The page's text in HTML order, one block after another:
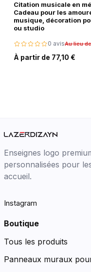
Citation musicale en
Cadeau pour les
musique, décoration
ou studio
0 avisAu lieu
À partir de 77,10 €
Enseignes logo
personnalisées pour
accueil.
Instagram
Boutique
Tous les produits
Panneaux muraux